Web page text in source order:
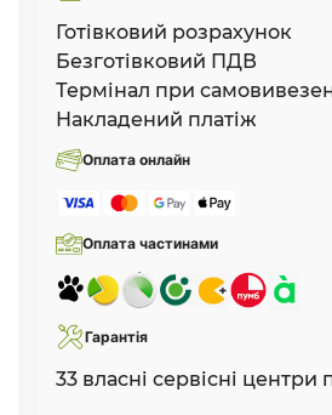
Готівковий розрахунок
Безготівковий ПДВ
Термінал при
Накладений платіж
Оплата онлайн
Оплата частинами
Гарантія
33 власні сервісні центри